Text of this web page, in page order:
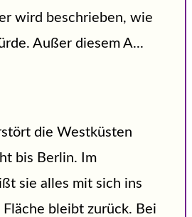
wird beschrieben, wie
Außer diesem A...
die Westküsten
bis Berlin. Im
sie alles mit sich ins
bleibt zurück. Bei